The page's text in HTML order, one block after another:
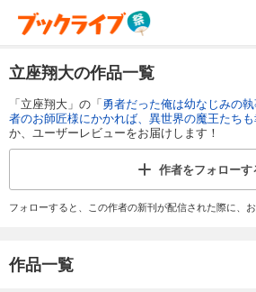
立座翔大の作品一覧
「立座翔大」の「勇者だった俺は幼なじみの執
者のお師匠様にかかれば、異世界の魔王たちも
か、ユーザーレビューをお届けします！
作者をフォローす
フォローすると、この作者の新刊が配信された際に、お
作品一覧